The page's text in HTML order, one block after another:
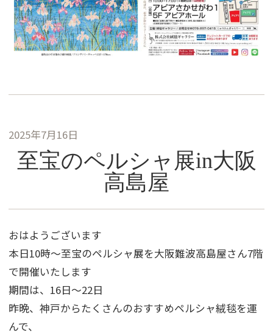
2025年7月16日
至宝のペルシャ展in大阪
高島屋
おはようございます
本日10時～至宝のペルシャ展を大阪難波高島屋さん7階
で開催いたします
期間は、16日～22日
昨晩、神戸からたくさんのおすすめペルシャ絨毯を運
んで、